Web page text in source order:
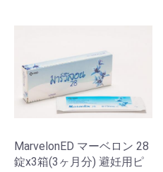
MarvelonED マーベロン 28
錠x3箱(3ヶ月分) 避妊用ピ